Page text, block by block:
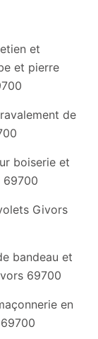
et
et pierre
de
boiserie et
69700
Givors
bandeau et
69700
en